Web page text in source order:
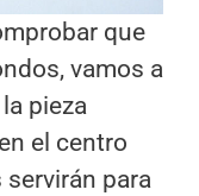
que
vamos a
pieza
el centro
para